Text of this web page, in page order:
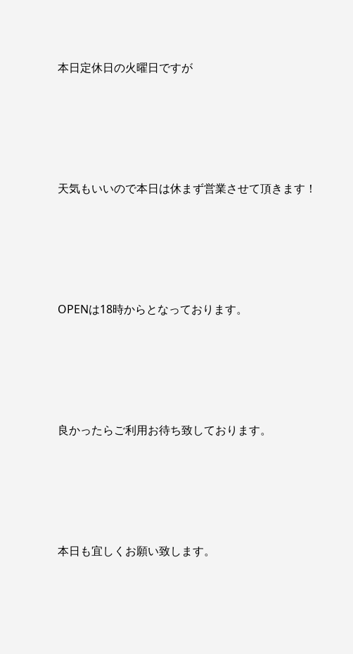
本日定休日の火曜日ですが
天気もいいので本日は休まず営業させて頂きます！
OPENは18時からとなっております。
良かったらご利用お待ち致しております。
本日も宜しくお願い致します。